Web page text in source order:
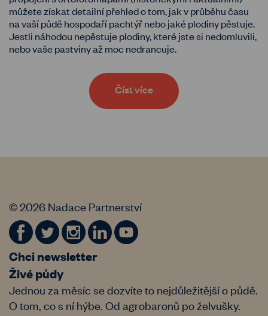
můžete získat detailní přehled o tom, jak v průběhu času
na vaší půdě hospodaří pachtýř nebo jaké plodiny pěstuje.
Jestli náhodou nepěstuje plodiny, které jste si nedomluvili,
nebo vaše pastviny až moc nedrancuje.
Číst více
© 2026 Nadace Partnerství
Chci newsletter
Živé půdy
Jednou za měsíc se dozvíte to nejdůležitější o půdě.
O tom, co s ní hýbe. Od agrobaronů po želvušky.